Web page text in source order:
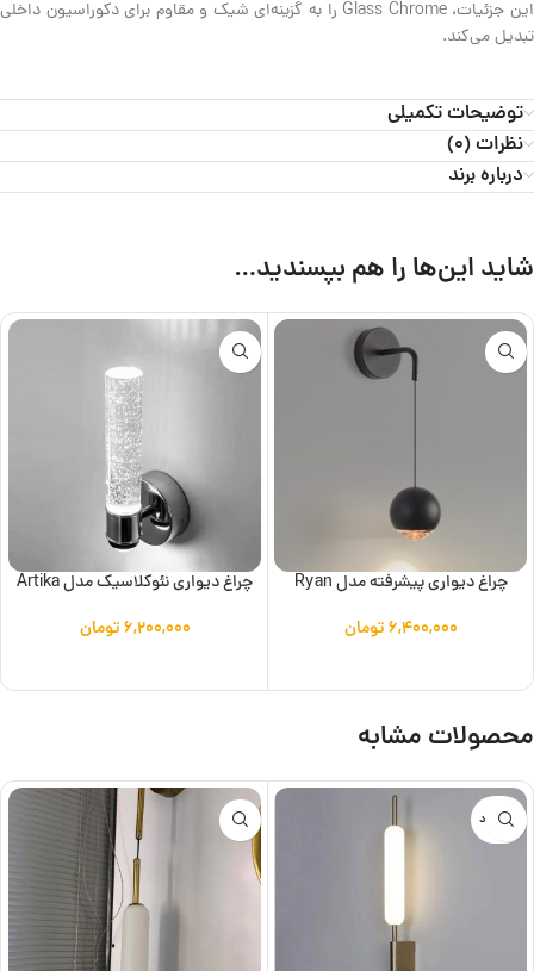
این جزئیات، Glass Chrome را به گزینه‌ای شیک و مقاوم برای دکوراسیون داخلی
تبدیل می‌کند.
توضیحات تکمیلی
نظرات (0)
درباره برند
شاید این‌ها را هم بپسندید…
چراغ دیواری پیشرفته مدل Ryan
۶,۴۰۰,۰۰۰تومان
چراغ دیواری نئوکلاسیک مدل Artika
۶,۲۰۰,۰۰۰تومان
محصولات مشابه
ناموجود